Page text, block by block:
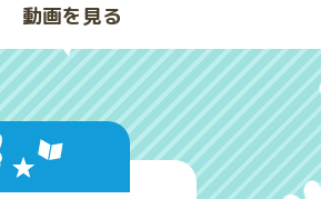
動画を見る